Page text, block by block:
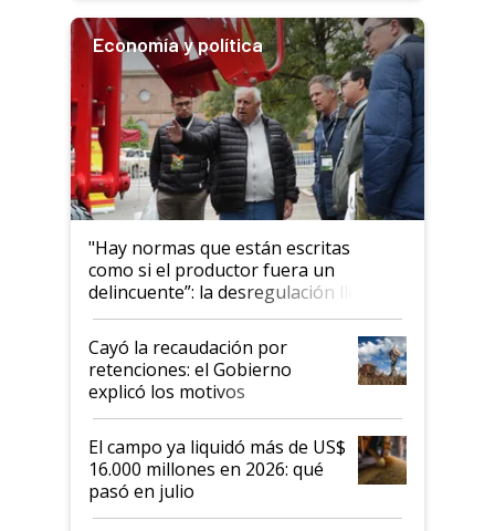
Economía y política
"Hay normas que están escritas
como si el productor fuera un
delincuente”: la desregulación llegó
al Congreso Aapresid y hasta se
habló del financiamiento al IPCVA
Cayó la recaudación por
retenciones: el Gobierno
explicó los motivos
El campo ya liquidó más de US$
16.000 millones en 2026: qué
pasó en julio